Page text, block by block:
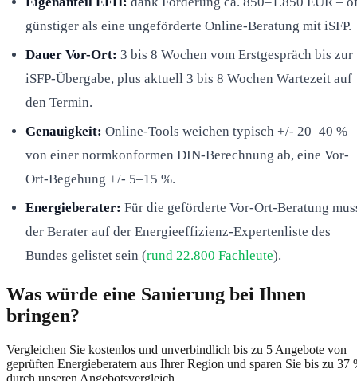
günstiger als eine ungeförderte Online-Beratung mit iSFP.
Dauer Vor-Ort: 3 bis 8 Wochen vom Erstgespräch bis zur
iSFP-Übergabe, plus aktuell 3 bis 8 Wochen Wartezeit auf
den Termin.
Genauigkeit: Online-Tools weichen typisch +/- 20–40 %
von einer normkonformen DIN-Berechnung ab, eine Vor-
Ort-Begehung +/- 5–15 %.
Energieberater: Für die geförderte Vor-Ort-Beratung
der Berater auf der Energieeffizienz-Expertenliste des
Bundes gelistet sein (rund 22.800 Fachleute).
Was würde eine Sanierung bei Ihnen
bringen?
Vergleichen Sie kostenlos und unverbindlich bis zu 5 Angebote von
geprüften Energieberatern aus Ihrer Region und sparen Sie bis zu 37
durch unseren Angebotsvergleich.